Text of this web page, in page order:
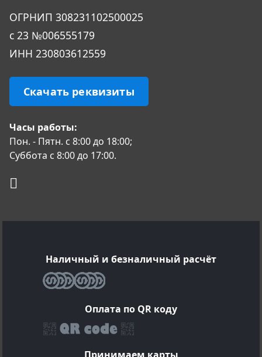
ОГРHИП 308231102500025
с 23 №006555179
ИНН 230803612559
Скачать реквизиты
Часы работы:
Пон. - Пятн. с 8:00 до 18:00;
Суббота с 8:00 до 17:00.
Наличный и безналичный расчёт
Оплата по QR коду